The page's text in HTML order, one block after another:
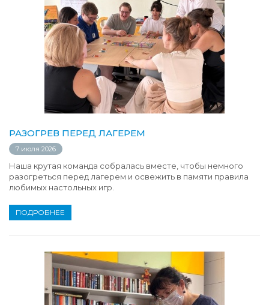
РАЗОГРЕВ ПЕРЕД ЛАГЕРЕМ
7 июля 2026
Наша крутая команда собралась вместе, чтобы немного
разогреться перед лагерем и освежить в памяти правила
любимых настольных игр.
ПОДРОБНЕЕ